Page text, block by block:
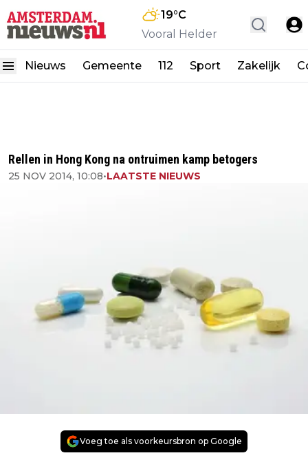
19°C
Vooral Helder
Nieuws Gemeente 112 Sport Zakelijk
Rellen in Hong Kong na ontruimen kamp betogers
25 NOV 2014, 10:08•LAATSTE NIEUWS
Voeg toe als voorkeursbron op Google